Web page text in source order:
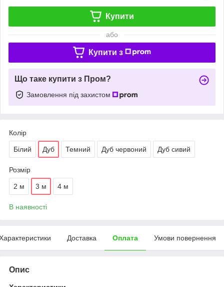
Купити
або
Купити з
Що таке купити з Пром?
Замовлення під захистом
Колір
Білий Дуб Темний Дуб червоний Дуб сивий
Розмір
2 м 3 м 4 м
В наявності
Доставка Оплата Умови повернення
Опис